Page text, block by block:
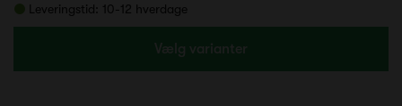
Leveringstid: 10-12 hverdage
Vælg varianter